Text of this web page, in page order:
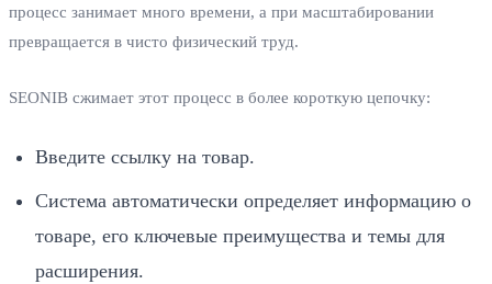
процесс занимает много времени, а при масштабировании
превращается в чисто физический труд.
SEONIB сжимает этот процесс в более короткую цепочку:
Введите ссылку на товар.
Система автоматически определяет информацию о
товаре, его ключевые преимущества и темы для
расширения.